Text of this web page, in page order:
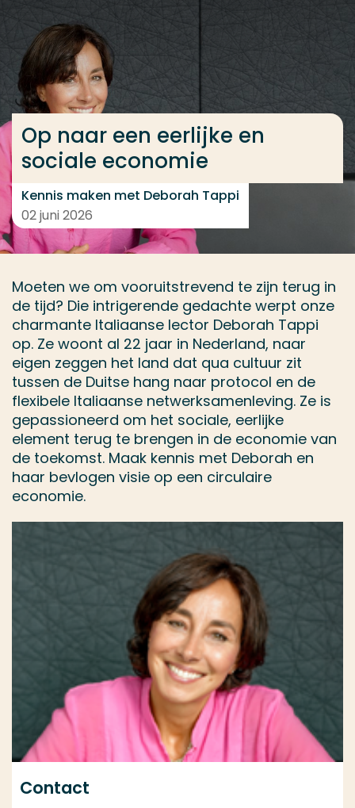
Ga direct naar de content
... > Kennis maken met Deborah Tappi
Op naar een eerlijke en
sociale economie
Kennis maken met Deborah Tappi
02 juni 2026
Moeten we om vooruitstrevend te zijn terug in
de tijd? Die intrigerende gedachte werpt onze
charmante Italiaanse lector Deborah Tappi
op. Ze woont al 22 jaar in Nederland, naar
eigen zeggen het land dat qua cultuur zit
tussen de Duitse hang naar protocol en de
flexibele Italiaanse netwerksamenleving. Ze is
gepassioneerd om het sociale, eerlijke
element terug te brengen in de economie van
de toekomst. Maak kennis met Deborah en
haar bevlogen visie op een circulaire
economie.
Contact
Veel gezocht
Opleiding
Contact